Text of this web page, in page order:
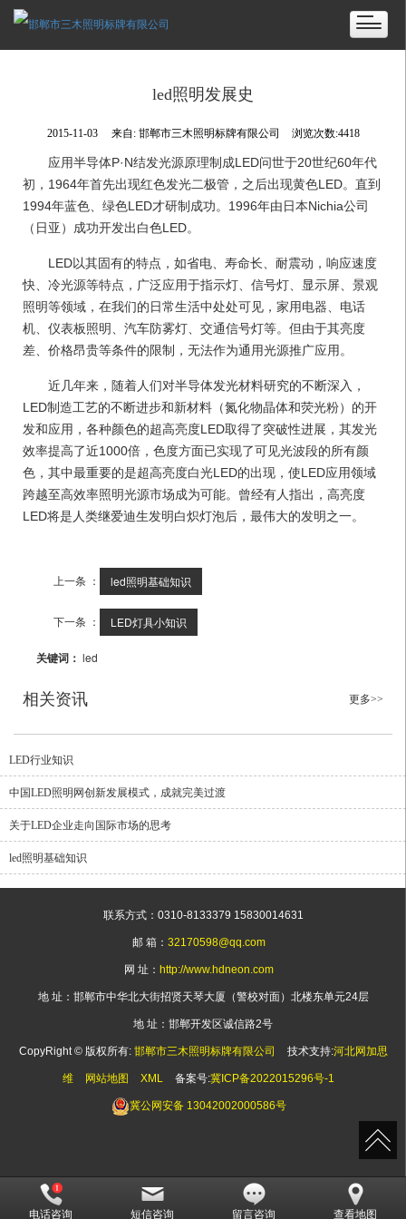
led照明发展史
2015-11-03 来自: 邯郸市三木照明标牌有限公司 浏览次数:4418
应用半导体P·N结发光源原理制成LED问世于20世纪60年代
初，1964年首先出现红色发光二极管，之后出现黄色LED。直到
1994年蓝色、绿色LED才研制成功。1996年由日本Nichia公司
（日亚）成功开发出白色LED。
LED以其固有的特点，如省电、寿命长、耐震动，响应速度
快、冷光源等特点，广泛应用于指示灯、信号灯、显示屏、景观
照明等领域，在我们的日常生活中处处可见，家用电器、电话
机、仪表板照明、汽车防雾灯、交通信号灯等。但由于其亮度
差、价格昂贵等条件的限制，无法作为通用光源推广应用。
近几年来，随着人们对半导体发光材料研究的不断深入，
LED制造工艺的不断进步和新材料（氮化物晶体和荧光粉）的开
发和应用，各种颜色的超高亮度LED取得了突破性进展，其发光
效率提高了近1000倍，色度方面已实现了可见光波段的所有颜
色，其中最重要的是超高亮度白光LED的出现，使LED应用领域
跨越至高效率照明光源市场成为可能。曾经有人指出，高亮度
LED将是人类继爱迪生发明白炽灯泡后，最伟大的发明之一。
上一条 ： led照明基础知识
下一条 ： LED灯具小知识
关键词： led
相关资讯 更多>>
LED行业知识
中国LED照明网创新发展模式，成就完美过渡
关于LED企业走向国际市场的思考
led照明基础知识
联系方式：0310-8133379 15830014631
邮 箱： 32170598@qq.com
网 址： http://www.hdneon.com
地 址：邯郸市中华北大街招贤天琴大厦（警校对面）北楼东单元24层
地 址：邯郸开发区诚信路2号
CopyRight © 版权所有: 邯郸市三木照明标牌有限公司 技术支持:河北网加思
维 网站地图 XML 备案号:冀ICP备2022015296号-1
冀公网安备13042002000586号
电话咨询 短信咨询 留言咨询 查看地图
http://121.28.80.66:8089/hbwjww/VieidServlet?